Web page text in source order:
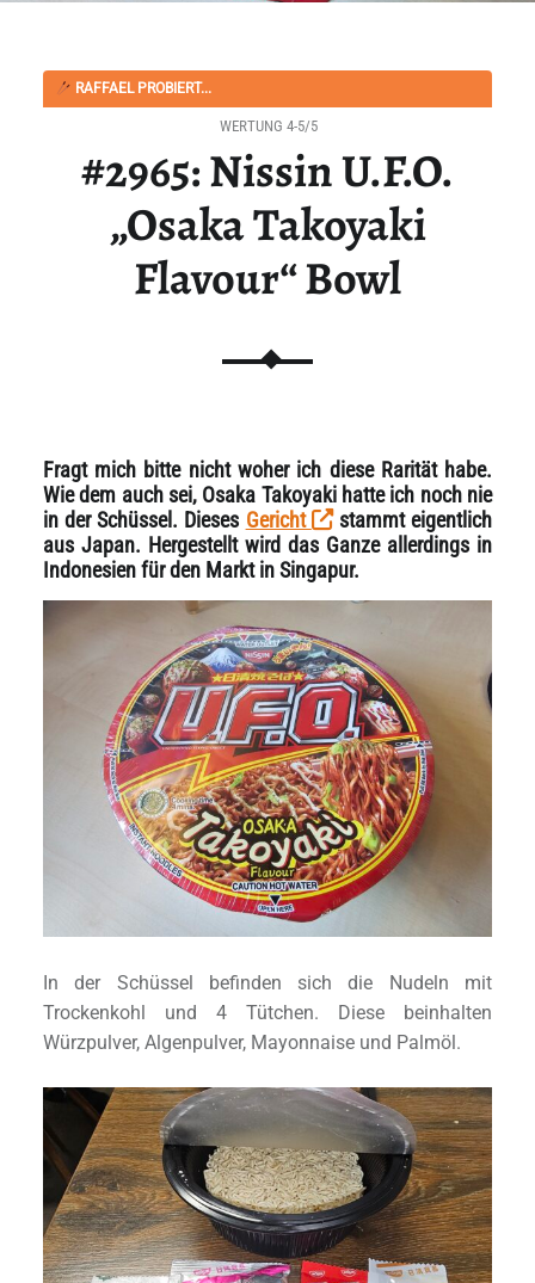
RAFFAEL PROBIERT...
#2965: Nissin U.F.O.
„Osaka Takoyaki
Flavour“ Bowl
WERTUNG 4-5/5
Fragt mich bitte nicht woher ich diese Rarität habe.
Wie dem auch sei, Osaka Takoyaki hatte ich noch nie
in der Schüssel. Dieses Gericht
stammt eigentlich
aus Japan. Hergestellt wird das Ganze allerdings in
Indonesien für den Markt in Singapur.
In der Schüssel befinden sich die Nudeln mit
Trockenkohl und 4 Tütchen. Diese beinhalten
Würzpulver, Algenpulver, Mayonnaise und Palmöl.